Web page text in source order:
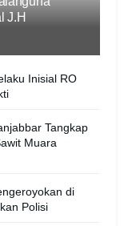
J.H
Inisial RO
Tangkap
Muara
di
Polisi